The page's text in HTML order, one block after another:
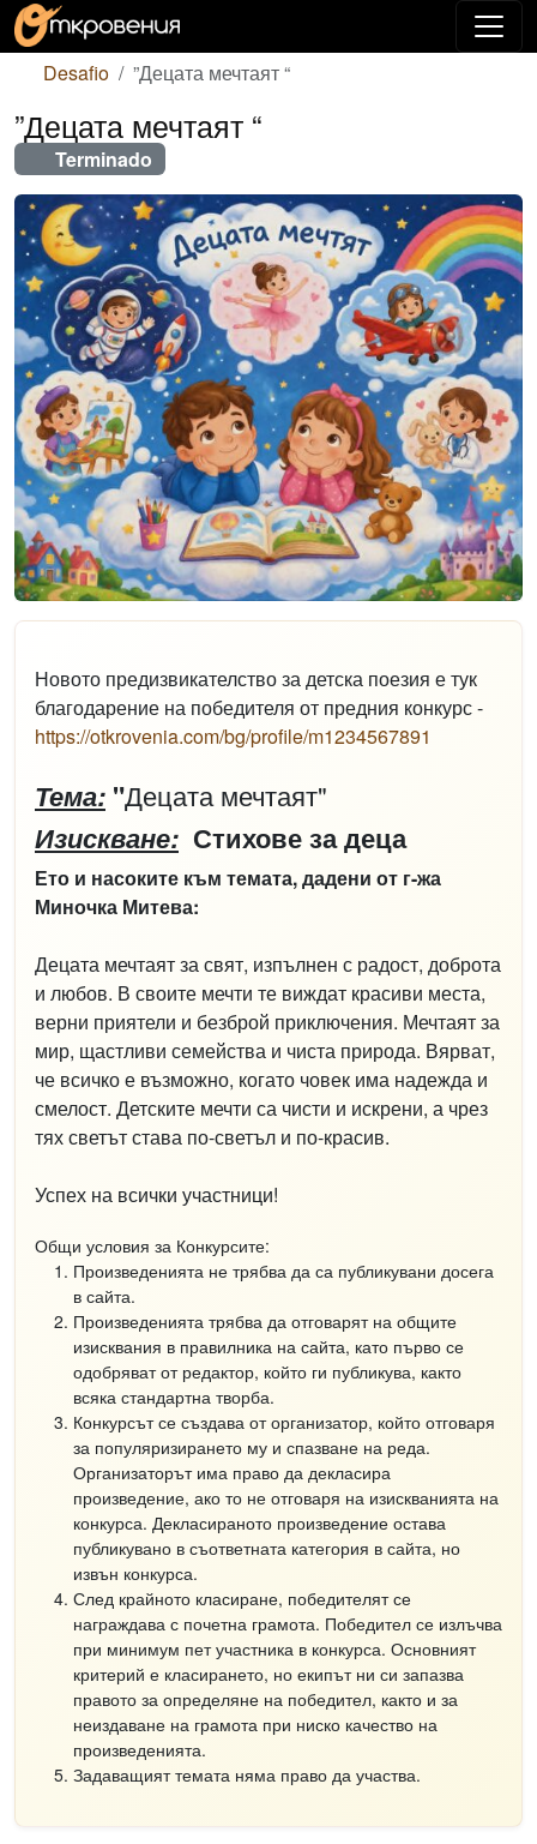
Desafio ”Децата мечтаят “
”Децата мечтаят “
Terminado
Новото предизвикателство за детска поезия е тук
благодарение на победителя от предния конкурс -
https://otkrovenia.com/bg/profile/m1234567891
Тема: "Децата мечтаят"
Изискване: Стихове за деца
Ето и насоките към темата, дадени от г-жа
Миночка Митева:
Децата мечтаят за свят, изпълнен с радост, доброта
и любов. В своите мечти те виждат красиви места,
верни приятели и безброй приключения. Мечтаят за
мир, щастливи семейства и чиста природа. Вярват,
че всичко е възможно, когато човек има надежда и
смелост. Детските мечти са чисти и искрени, а чрез
тях светът става по-светъл и по-красив.
Успех на всички участници!
Общи условия за Конкурсите:
Произведенията не трябва да са публикувани досега
в сайта.
Произведенията трябва да отговарят на общите
изисквания в правилника на сайта, като първо се
одобряват от редактор, който ги публикува, както
всяка стандартна творба.
Конкурсът се създава от организатор, който отговаря
за популяризирането му и спазване на реда.
Организаторът има право да декласира
произведение, ако то не отговаря на изискванията на
конкурса. Декласираното произведение остава
публикувано в съответната категория в сайта, но
извън конкурса.
След крайното класиране, победителят се
награждава с почетна грамота. Победител се излъчва
при минимум пет участника в конкурса. Основният
критерий е класирането, но екипът ни си запазва
правото за определяне на победител, както и за
неиздаване на грамота при ниско качество на
произведенията.
Задаващият темата няма право да участва.